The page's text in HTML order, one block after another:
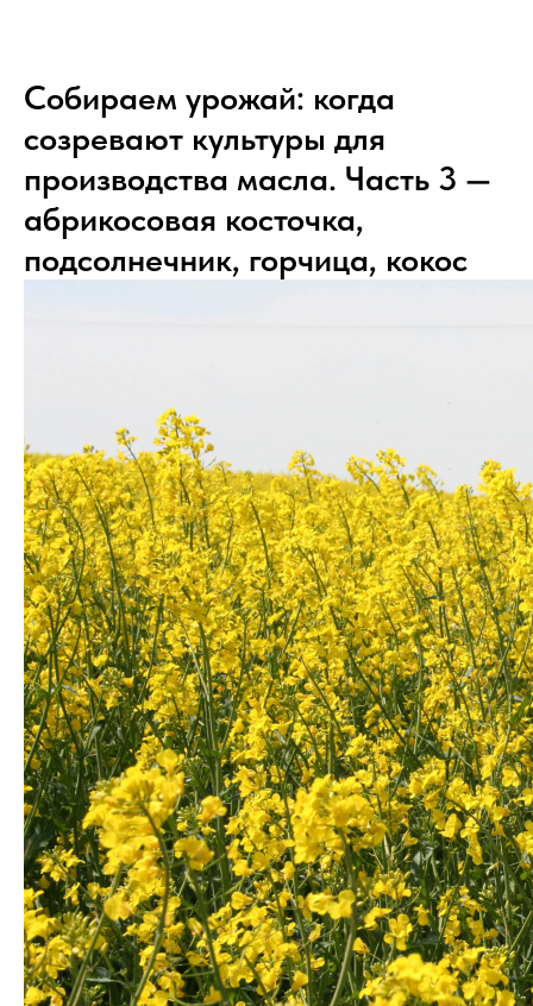
Собираем урожай: когда
созревают культуры для
производства масла. Часть 3 —
абрикосовая косточка,
подсолнечник, горчица, кокос